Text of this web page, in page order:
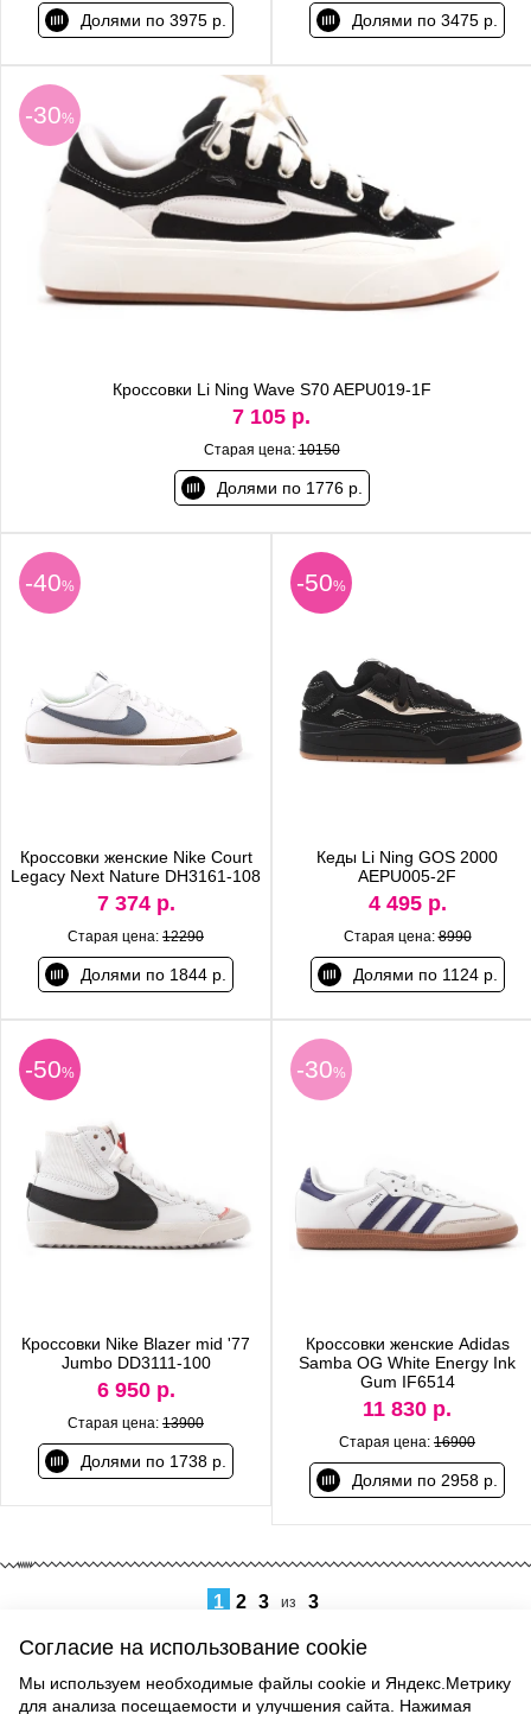
Долями по 3975 р. Долями по 3475 р.
-30%
Кроссовки Li Ning Wave S70 AEPU019-1F
7 105 р.
Старая цена:10150
Долями по 1776 р.
-40%
Кроссовки женские Nike Court
Legacy Next Nature DH3161-108
7 374 р.
Старая цена: 12290
Долями по 1844 р.
-50%
Кеды Li Ning GOS 2000
AEPU005-2F
4 495 р.
Старая цена:8990
Долями по 1124 р.
-50%
Кроссовки Nike Blazer mid '77
Jumbo DD3111-100
6 950 р.
Старая цена: 13900
Долями по 1738 р.
-30%
Кроссовки женские Adidas
Samba OG White Energy Ink
Gum IF6514
11 830 р.
Старая цена: 16900
Долями по 2958 р.
1 2 3 из 3
Согласие на использование cookie
Мы используем необходимые файлы cookie и Яндекс.Метрику
для анализа посещаемости и улучшения сайта. Нажимая